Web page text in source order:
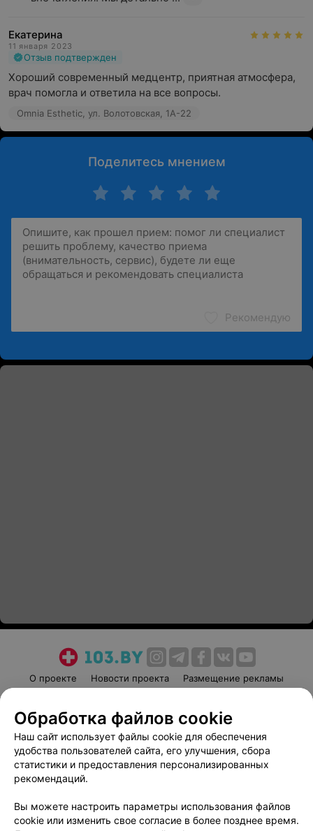
Екатерина
11 января 2023
Отзыв подтвержден
Хороший современный медцентр, приятная атмосфера,
врач помогла и ответила на все вопросы.
Omnia Esthetic, ул. Волотовская, 1А-22
Поделитесь мнением
Рекомендую
О проекте Новости проекта
Размещение рекламы
Пользовательское соглашение
Способы оплаты
Вакансии
Партнеры
Написать руководителю 103.by
Обработка персональных данных
Обработка файлов cookie
Наш сайт использует файлы cookie для обеспечения
удобства пользователей сайта, его улучшения, сбора
статистики и предоставления персонализированных
рекомендаций.
Вы можете настроить параметры использования файлов
cookie или изменить свое согласие в более позднее время.